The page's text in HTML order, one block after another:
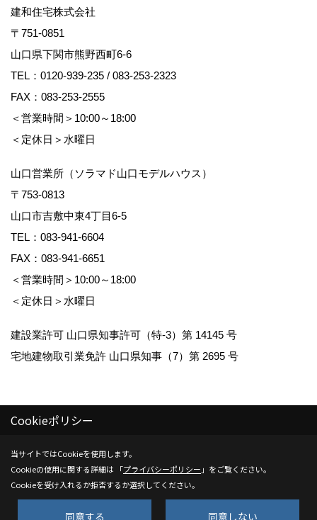
建和住宅株式会社
〒751-0851
山口県下関市熊野西町6-6
TEL： 0120-939-235 / 083-253-2323
FAX：083-253-2555
＜営業時間＞10:00～18:00
＜定休日＞水曜日
山口営業所（ソラマド山口モデルハウス）
〒753-0813
山口市吉敷中東4丁目6-5
TEL： 083-941-6604
FAX：083-941-6651
＜営業時間＞10:00～18:00
＜定休日＞水曜日
建設業許可 山口県知事許可（特-3）第 14145 号
宅地建物取引業免許 山口県知事（7）第 2695 号
Copyright (c) Kenwa Jutaku. All Rights Reserved.
Produced byゴデスクリエイト
Cookieポリシー
当サイトではCookieを使用します。
Cookieの使用に関する詳細は 「プライバシーポリシー 」をご覧ください。
Cookieを受け入れるか拒否するか選択してください。
同意する 同意しない